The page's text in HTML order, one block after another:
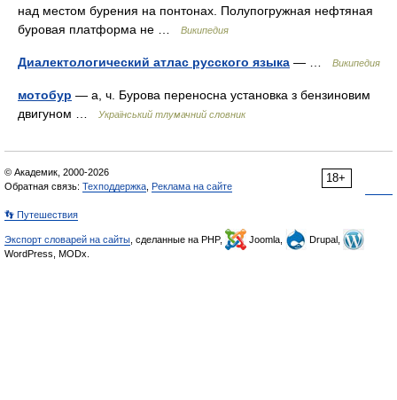
над местом бурения на понтонах. Полупогружная нефтяная
буровая платформа не …
Википедия
Диалектологический атлас русского языка — … Википедия
мотобур — а, ч. Бурова переносна установка з бензиновим
двигуном …
Український тлумачний словник
18+
© Академик, 2000-2026
Обратная связь: Техподдержка Реклама на сайте
👣 Путешествия
Экспорт словарей на сайты , сделанные на PHP, Joomla,
Drupal,
WordPress, MODx.